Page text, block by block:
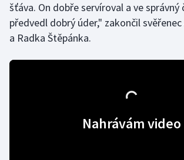
Moderní pětiboj
Motorsport
šťáva. On dobře servíroval a ve správný
předvedl dobrý úder," zakončil
a Radka Štěpánka.
Nahrávám video